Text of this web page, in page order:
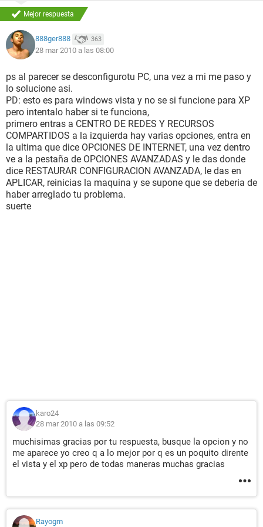
Diagnóstico de capa IP
Tabla de enrutamiento IP dañada
warn Falta ruta predeterminada o no es válido.
Entradas de caché ARP no válidas
action Se ha vaciado la caché ARP.
Diagnóstico de configuración IP
Dirección IP no válida
info Dirección IP válida detectada: 192.168.0.1
Diagnóstico de red inalámbrica
Red inalámbrica: servicio deshabilitado
Red inalámbrica: SSID de usuario
Red inalámbrica: menos preferida
Red inalámbrica: 802.1x habilitada
Red inalámbrica: configuración no coincidente
Diagnóstico de WinSock
Mejor respuesta
888ger888 363
28 mar 2010 a las 08:00
ps al parecer se desconfigurotu PC, una vez a mi me paso y
lo solucione asi.
PD: esto es para windows vista y no se si funcione para XP
pero intentalo haber si te funciona,
primero entras a CENTRO DE REDES Y RECURSOS
COMPARTIDOS a la izquierda hay varias opciones, entra en
la ultima que dice OPCIONES DE INTERNET, una vez dentro
ve a la pestaña de OPCIONES AVANZADAS y le das donde
dice RESTAURAR CONFIGURACION AVANZADA, le das en
APLICAR, reinicias la maquina y se supone que se deberia de
haber arreglado tu problema.
suerte
karo24
28 mar 2010 a las 09:52
muchisimas gracias por tu respuesta, busque la opcion y no
me aparece yo creo q a lo mejor por q es un poquito dirente
el vista y el xp pero de todas maneras muchas gracias
Rayogm